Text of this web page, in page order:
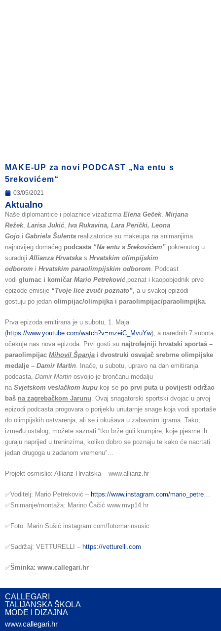
MAKE-UP za novi PODCAST „Na entu s
5rekovićem“
03/05/2021
Aktualno
Naše diplomantice i polaznice vizažizma Elena Geček, Mirjana
Režek, Larisa Jukić, Iva Rukavina, Lara Perički, Leona
Gojo i Gabriela Šulenta realizatorice su makeupa na snimanjima
najnovijeg domaćeg podcasta “Na entu s 5rekovićem” pokrenutog u
suradnji Allianza Hrvatska s Hrvatskim olimpijskim
odborom i Hrvatskim paraolimpijskim odborom. Podcast
vodi glumac i komičar Mario Petreković,poznat i kaopobjednik prve
epizode emisije “Tvoje lice zvuči poznato”, a u svakoj epizodi
gostuju po jedan olimpijac/olimpijka i paraolimpijac/paraolimpijka.
Prva epizoda emitirana je u subotu, 1. Maja
(https://www.youtube.com/watch?v=mzeiC_MvuYw), a narednih 7 subota
očekuje nas nova epizoda. Prvi gosti su najtrofejniji hrvatski sportaš –
paraolimpijac Mihovil Španja i dvostruki osvajač srebrne olimpijske
medalje – Damir Martin. Inače, u subotu, upravo na dan emitiranja
podcasta, Damir Martin osvojio je brončanu medalju
na Svjetskom veslačkom kupu koji se po prvi puta u povijesti održao
baš na zagrebačkom Jarunu. Ovaj snagatorski sportski dvojac u prvoj
epizodi podcasta progovara o porijeklu unutarnje snage koja vodi sportaše
do olimpijskih ostvarenja, ali se i okušava u zabavnim igrama. Tako,
između ostalog, možete saznati “tko brže guli krumpire, koje pjesme ih
guraju naprijed u treninzima, koliko dobro se poznaju te kako će nacrtati
jedan drugoga u zadanom vremenu”…
Projekt osmislio: Allianz Hrvatska – www.allianz.hr
✅Voditelj: Mario Petreković – https://www.instagram.com/mario_petre…
✅Snimanje/montaža: Marino Čačić www.mvp14.hr
✅Foto: Marin Sušić instagram.com/fotomarinsusic
✅Sadržaj: VETTURELLI – https://vetturelli.com
✅Šminka: www.callegari.hr
CALLEGARI
TALIJANSKA ŠKOLA
MODE I DIZAJNA
www.callegari.hr